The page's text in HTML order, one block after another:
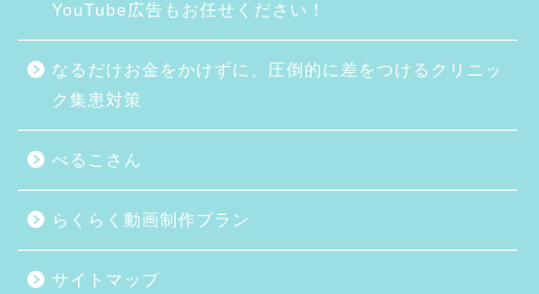
YouTube広告もお任せください！
なるだけお金をかけずに、圧倒的に差をつけるクリニッ
ク集患対策
べるこさん
らくらく動画制作プラン
サイトマップ